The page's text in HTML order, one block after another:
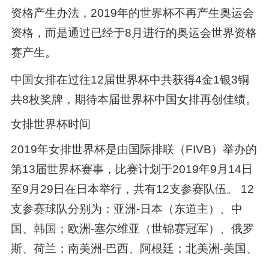
资格产生办法，2019年的世界杯不再产生奥运会
资格，而是通过已经于8月进行的奥运会世界资格
赛产生。
中国女排在过往12届世界杯中共获得4金1银3铜
共8枚奖牌，期待本届世界杯中国女排再创佳绩。
女排世界杯时间
2019年女排世界杯是由国际排联（FIVB）举办的
第13届世界杯赛事，比赛计划于2019年9月14日
至9月29日在日本举行，共有12支参赛队伍。 12
支参赛球队分别为：亚洲-日本（东道主）、中
国、韩国；欧洲-塞尔维亚（世锦赛冠军）、俄罗
斯、荷兰；南美洲-巴西、阿根廷；北美洲-美国、